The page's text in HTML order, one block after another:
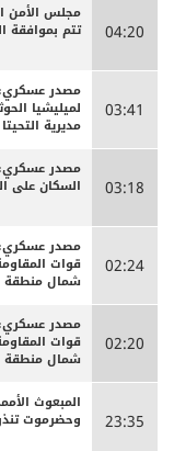
04:20
مجلس الأمن
تتم بموافقة
03:41
مصدر عسكري:
لميليشيا
مديرية التحيتا
03:18
مصدر عسكري:
السكان على
02:24
مصدر
قوات
شمال منطقة
02:20
مصدر
قوات
شمال منطقة
23:35
المبعوث
وحضرموت